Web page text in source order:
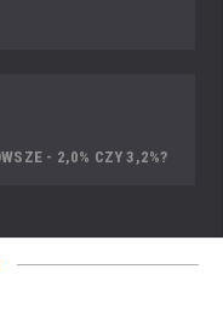
- 2,0% CZY 3,2%?